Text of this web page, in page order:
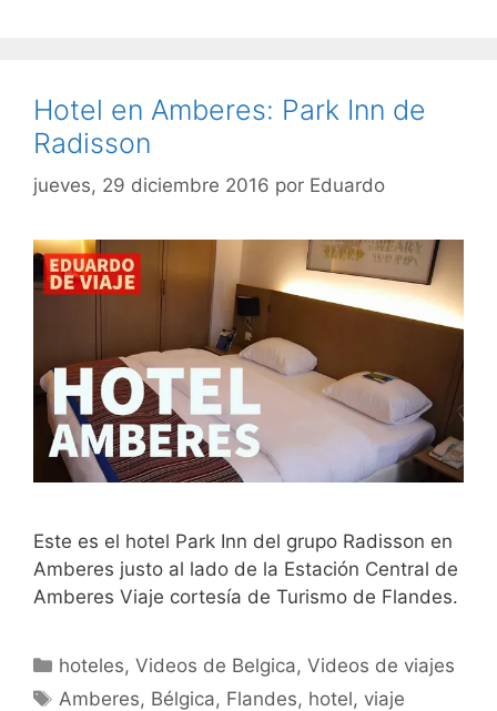
Hotel en Amberes: Park Inn de
Radisson
jueves, 29 diciembre 2016 por Eduardo
Este es el hotel Park Inn del grupo Radisson en
Amberes justo al lado de la Estación Central de
Amberes Viaje cortesía de Turismo de Flandes.
Categorías
hoteles,Videos de Belgica,Videos de viajes
Etiquetas
Amberes, Bélgica, Flandes, hotel, viaje